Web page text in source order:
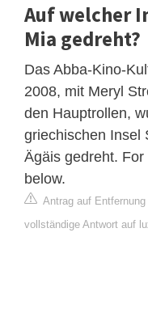
Auf welcher
Mia gedreht?
Das Abba-Kino-
2008, mit Meryl
den Hauptrollen,
griechischen Insel
Ägäis gedreht.
below.
Antrag auf
vollständige Antwort auf